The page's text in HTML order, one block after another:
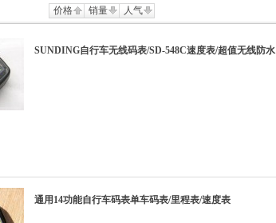
价格
销量 人气
SUNDING自行车无线码表/SD-548C速度表/超值无线防水
通用14功能自行车码表单车码表/里程表/速度表